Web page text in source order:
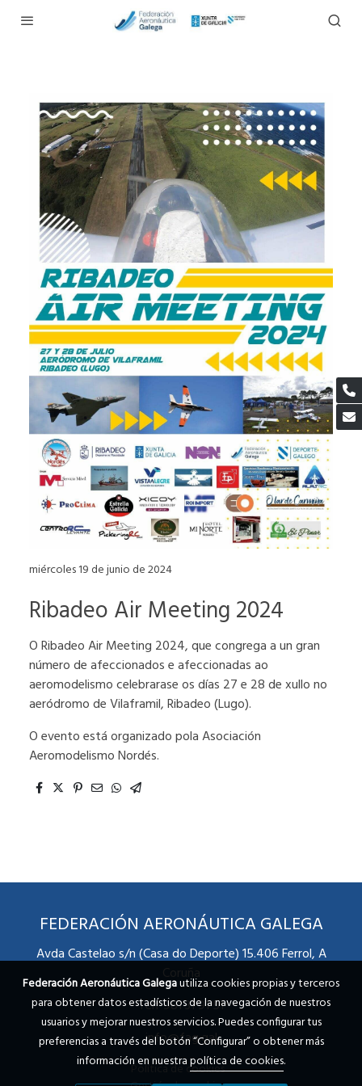
miércoles 19 de junio de 2024
Ribadeo Air Meeting 2024
O Ribadeo Air Meeting 2024, que congrega a un gran
número de afeccionados e afeccionadas ao
aeromodelismo celebrarase os días 27 e 28 de xullo no
aeródromo de Vilaframil, Ribadeo (Lugo).
O evento está organizado pola Asociación
Aeromodelismo Nordés.
FEDERACIÓN AERONÁUTICA GALEGA
Avda Castelao s/n (Casa do Deporte) 15.406 Ferrol, A
Coruña
Telf 981 31 91 51
info@fag.gal
Política de cookies
Federación Aeronáutica Galegautiliza cookies propias y terceros
para obtener datos estadísticos de la navegación de nuestros
usuarios y mejorar nuestros servicios. Puedes configurar tus
preferencias a través del botón “Configurar” o obtener más
información en nuestrapolítica de cookies.